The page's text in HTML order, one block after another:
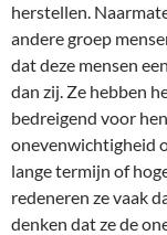
herstellen.
andere groep
dat deze mensen
dan zij. Ze hebben
bedreigend voor
onevenwichtigheid
lange termijn of
redeneren ze vaak
denken dat ze de